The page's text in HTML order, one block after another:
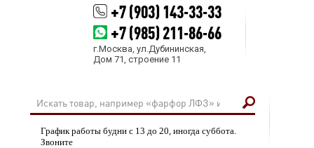
+7 (903) 143-33-33
+7 (985) 211-86-66
г.Москва, ул.Дубининская,
Дом 71, строение 11
График работы будни с 13 до 20, иногда суббота.
Звоните